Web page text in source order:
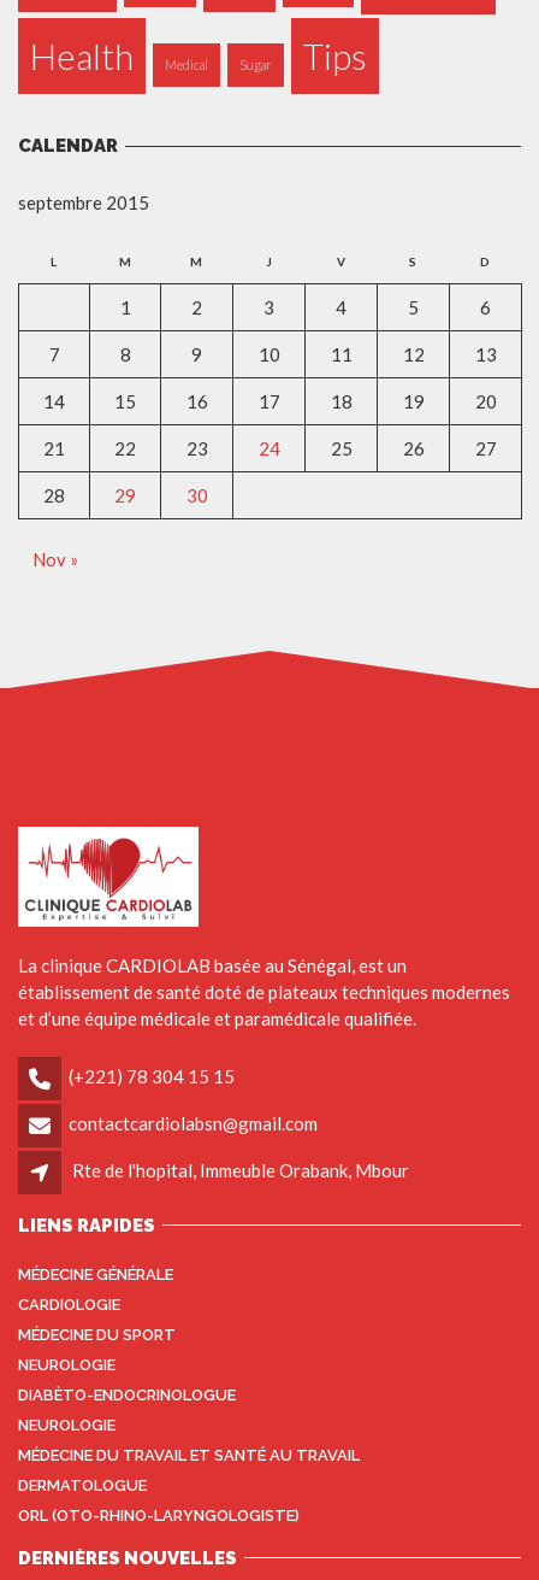
Health
Medical Sugar Tips
CALENDAR
septembre 2015
L M M J V S D
1 2 3 4 5 6
7 8 9 10 11 12 13
14 15 16 17 18 19 20
21 22 23 24 25 26 27
28 29 30
Nov »
La clinique CARDIOLAB basée au Sénégal, est un
établissement de santé doté de plateaux techniques modernes
et d’une équipe médicale et paramédicale qualifiée.
(+221) 78 304 15 15
contactcardiolabsn@gmail.com
Rte de l'hopital, Immeuble Orabank, Mbour
LIENS RAPIDES
MÉDECINE GÉNÉRALE
CARDIOLOGIE
MÉDECINE DU SPORT
NEUROLOGIE
DIABÈTO-ENDOCRINOLOGUE
NEUROLOGIE
MÉDECINE DU TRAVAIL ET SANTÉ AU TRAVAIL
DERMATOLOGUE
ORL (OTO-RHINO-LARYNGOLOGISTE)
DERNIÈRES NOUVELLES